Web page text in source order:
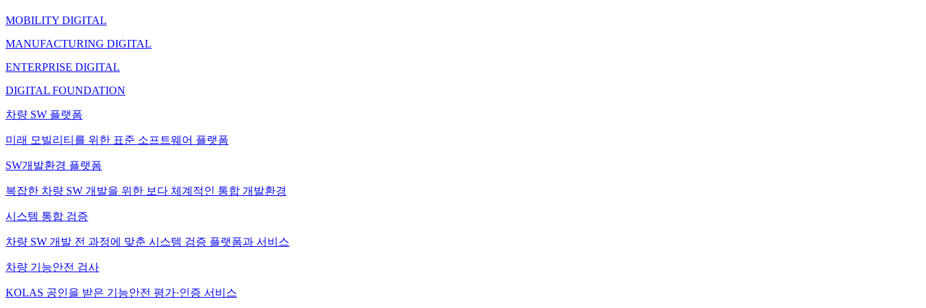
MOBILITY DIGITAL
MANUFACTURING DIGITAL
ENTERPRISE DIGITAL
DIGITAL FOUNDATION
차량 SW 플랫폼
미래 모빌리티를 위한 표준 소프트웨어 플랫폼
SW개발환경 플랫폼
복잡한 차량 SW 개발을 위한 보다 체계적인 통합 개발환경
시스템 통합 검증
차량 SW 개발 전 과정에 맞춘 시스템 검증 플랫폼과 서비스
차량 기능안전 검사
KOLAS 공인을 받은 기능안전 평가·인증 서비스